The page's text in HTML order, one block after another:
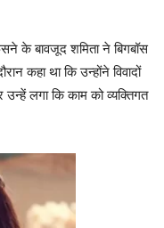
के बावजूद शमिता ने बिगबॉस
कहा था कि उन्होंने विवादों
लगा कि काम को व्यक्तिगत